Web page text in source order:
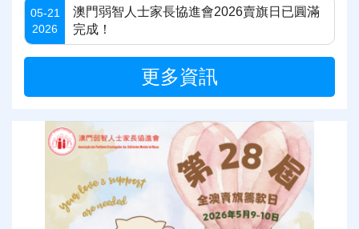
05-21
2026
澳門弱智人士家長協進會2026賣旗日已圓滿
完成！
更多資訊